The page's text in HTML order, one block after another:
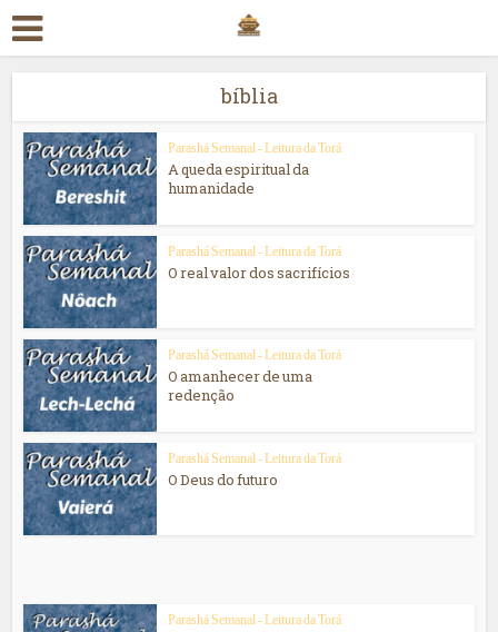
bíblia
Parashá Semanal - Leitura da Torá
A queda espiritual da
humanidade
Parashá Semanal - Leitura da Torá
O real valor dos sacrifícios
Parashá Semanal - Leitura da Torá
O amanhecer de uma
redenção
Parashá Semanal - Leitura da Torá
O Deus do futuro
Parashá Semanal - Leitura da Torá